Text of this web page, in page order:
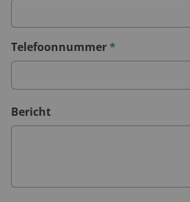
Telefoonnummer*
Bericht